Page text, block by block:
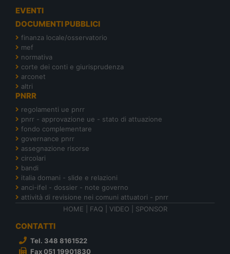
EVENTI
DOCUMENTI PUBBLICI
finanza locale/osservatorio
mef
normativa
corte dei conti e giurisprudenza
arconet
altri
PNRR
regolamenti ue pnrr
pnrr - approvazione ue - stato di attuazione
fondo complementare
governance pnrr
assegnazione risorse
circolari
bandi
italia domani - slide e relazioni
anci-ifel - dossier - note governo
attività di revisione nei comuni attuatori - pnrr
HOME
FAQ VIDEO SPONSOR
CONTATTI
Tel. 348 8161522
Fax 051 19901830